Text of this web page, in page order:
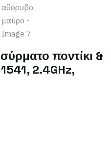
ποντίκι &
2.4GHz,